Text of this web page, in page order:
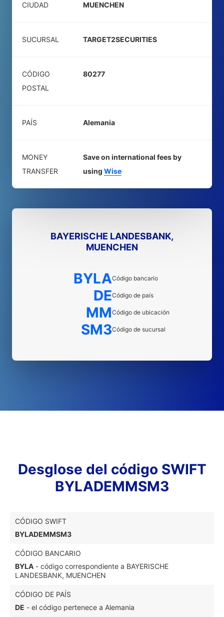
CIUDAD MUENCHEN
SUCURSAL TARGET2SECURITIES
CÓDIGO
POSTAL
80277
PAÍS Alemania
MONEY
TRANSFER
Save on international fees by
using Wise
BAYERISCHE LANDESBANK,
MUENCHEN
BYLACódigo bancario
DECódigo de país
MMCódigo de ubicación
SM3Código de sucursal
Desglose del código SWIFT
BYLADEMMSM3
CÓDIGO SWIFT
BYLADEMMSM3
CÓDIGO BANCARIO
BYLA - código correspondiente a BAYERISCHE
LANDESBANK, MUENCHEN
CÓDIGO DE PAÍS
DE - el código pertenece a Alemania